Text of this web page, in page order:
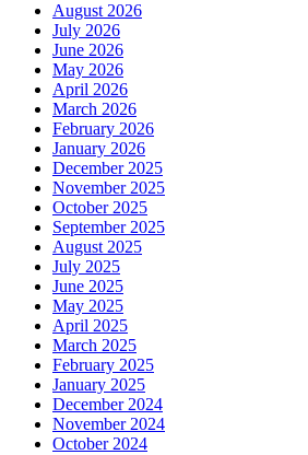
August 2026
July 2026
June 2026
May 2026
April 2026
March 2026
February 2026
January 2026
December 2025
November 2025
October 2025
September 2025
August 2025
July 2025
June 2025
May 2025
April 2025
March 2025
February 2025
January 2025
December 2024
November 2024
October 2024